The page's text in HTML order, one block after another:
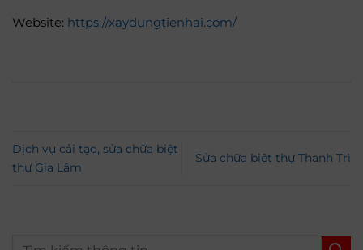
Website: https://xaydungtienhai.com/
Dịch vụ cải tạo, sửa chữa biệt
thự Gia Lâm
Sửa chữa biệt thự Thanh Trì